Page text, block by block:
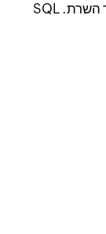
MongoDB כטכנולוגיית בסיס נתונים של צד השרת. SQL